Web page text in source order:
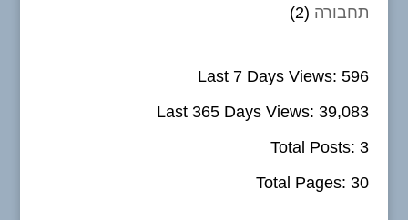
תחבורה (2)
Last 7 Days Views:596
Last 365 Days Views:39,083
Total Posts:3
Total Pages:30